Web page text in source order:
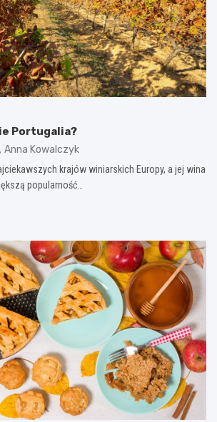
Portugalia?
Anna Kowalczyk
krajów winiarskich Europy, a jej wina
popularność…